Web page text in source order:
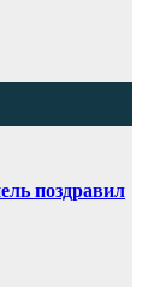
поздравил